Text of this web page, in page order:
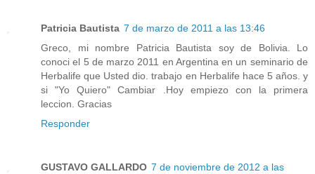
Patricia Bautista 7 de marzo de 2011 a las 13:46
Greco, mi nombre Patricia Bautista soy de Bolivia. Lo
conoci el 5 de marzo 2011 en Argentina en un seminario de
Herbalife que Usted dio. trabajo en Herbalife hace 5 años. y
si "Yo Quiero" Cambiar .Hoy empiezo con la primera
leccion. Gracias
Responder
GUSTAVO GALLARDO 7 de noviembre de 2012 a las